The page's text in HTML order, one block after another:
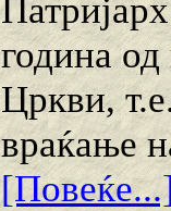
година
Цркви,
враќање